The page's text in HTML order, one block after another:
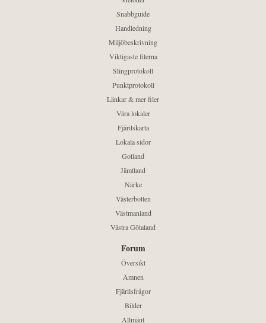
Snabbguide
Handledning
Miljöbeskrivning
Viktigaste filerna
Slingprotokoll
Punktprotokoll
Länkar & mer filer
Våra lokaler
Fjärilskarta
Lokala sidor
Gotland
Jämtland
Närke
Västerbotten
Västmanland
Västra Götaland
Forum
Översikt
Ämnen
Fjärilsfrågor
Bilder
Allmänt